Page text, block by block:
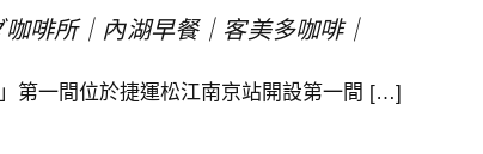
啡所｜內湖早餐｜客美多咖啡｜
第一間位於捷運松江南京站開設第一間 […]